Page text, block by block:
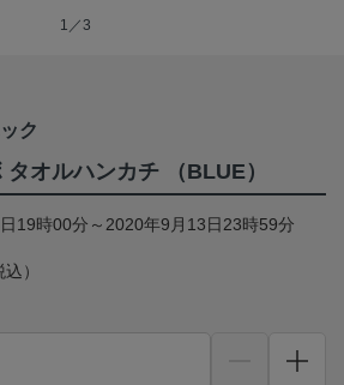
1／3
ク
オルハンカチ （BLUE）
19時00分～2020年9月13日23時59分
込）